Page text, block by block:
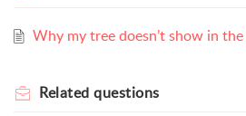
Why my tree doesn’t show in the
Related questions